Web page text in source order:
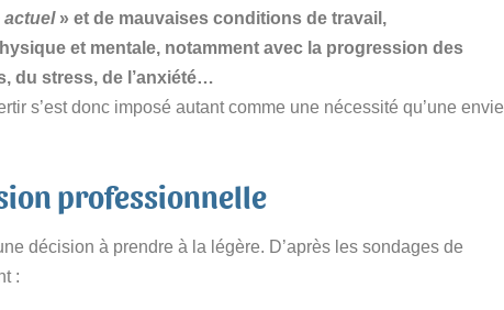
actuel» et de mauvaises conditions de travail,
et mentale, notamment avec la progression des
du stress, de l’anxiété…
s’est donc imposé autant comme une nécessité qu’une envie
professionnelle
décision à prendre à la légère. D’après les sondages de
: